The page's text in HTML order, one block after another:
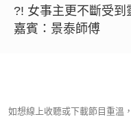
?! 女事主更不斷受到
嘉賓：景泰師傅
如想線上收聽或下載節目重溫